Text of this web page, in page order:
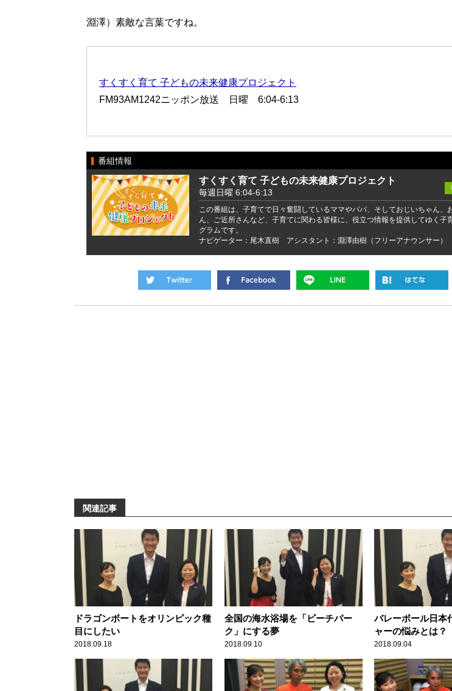
淵澤）素敵な言葉ですね。
すくすく育て 子どもの未来健康プロジェクト
FM93AM1242ニッポン放送 日曜 6:04-6:13
番組情報
すくすく育て 子どもの未来健康プロジェクト
毎週日曜 6:04-6:13
この番組は、子育てで日々奮闘しているママやパパ、そしておじいちゃん、
ん、ご近所さんなど、子育てに関わる皆様に、役立つ情報を提供してゆく子
グラムです。
ナビゲーター：尾木直樹 アシスタント：淵澤由樹（フリーアナウンサー）
関連記事
ドラゴンボートをオリンピック種
目にしたい
2018.09.18
全国の海水浴場を「ビーチパー
ク」にする夢
2018.09.10
バレーボール日本
ャーの悩みとは？
2018.09.04